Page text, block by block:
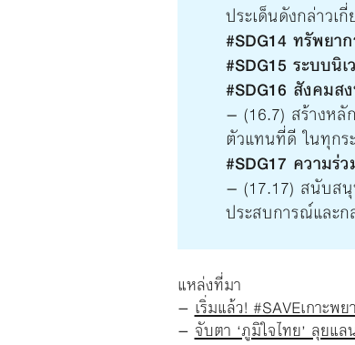
ประเด็นดังกล่าวเ
#SDG14 ทรัพยา
#SDG15 ระบบนิ
#SDG16 สังคมส
– (16.7) สร้างห
ตัวแทนที่ดี ในทุกร
#SDG17 ความร่
– (17.17) สนับสนุ
ประสบการณ์และ
แหล่งที่มา
– เริ่มแล้ว! #SAVEเกาะ
– จับตา ‘ภูมิใจไทย’ ลุยแ